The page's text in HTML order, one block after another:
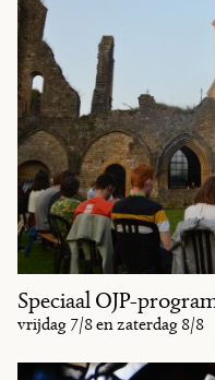
Speciaal OJP-
vrijdag 7/8 en zaterdag 8/8